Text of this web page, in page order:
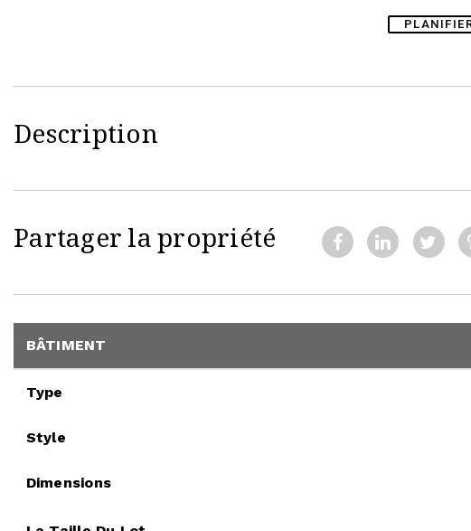
Description
Partager la propriété
BÂTIMENT
Type
Style
Dimensions